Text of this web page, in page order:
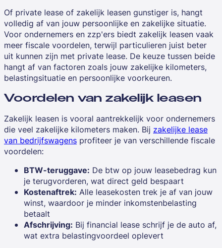
Of private lease of zakelijk leasen gunstiger is, hangt
volledig af van jouw persoonlijke en zakelijke situatie.
Voor ondernemers en zzp'ers biedt zakelijk leasen vaak
meer fiscale voordelen, terwijl particulieren juist beter
uit kunnen zijn met private lease. De keuze tussen beide
hangt af van factoren zoals jouw zakelijke kilometers,
belastingsituatie en persoonlijke voorkeuren.
Voordelen van zakelijk leasen
Zakelijk leasen is vooral aantrekkelijk voor ondernemers
die veel zakelijke kilometers maken. Bij zakelijke lease
van bedrijfswagens profiteer je van verschillende fiscale
voordelen:
BTW-teruggave: De btw op jouw leasebedrag kun
je terugvorderen, wat direct geld bespaart
Kostenaftrek: Alle leasekosten trek je af van jouw
winst, waardoor je minder inkomstenbelasting
betaalt
Afschrijving: Bij financial lease schrijf je de auto af,
wat extra belastingvoordeel oplevert